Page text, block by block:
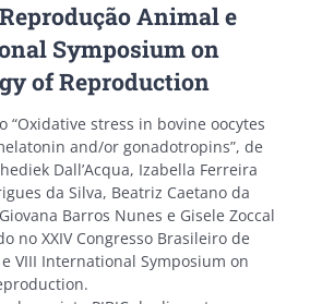
Animal e
Symposium on
of Reproduction
stress in bovine oocytes
and/or gonadotropins”, de
Dall’Acqua, Izabella Ferreira
da Silva, Beatriz Caetano da
Barros Nunes e Gisele Zoccal
no XXIV Congresso Brasileiro de
VIII International Symposium on